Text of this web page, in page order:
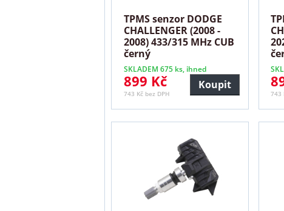
TPMS senzor DODGE
CHALLENGER (2008 -
2008) 433/315 MHz CUB
černý
SKLADEM 675 ks, ihned
899 Kč
743 Kč bez DPH
Koupit
743